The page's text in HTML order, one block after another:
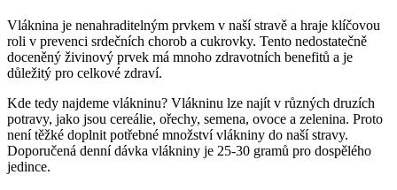
Vláknina je nenahraditelným prvkem v naší stravě a hraje klíčovou
roli v prevenci srdečních chorob a cukrovky. Tento nedostatečně
doceněný živinový prvek má mnoho zdravotních benefitů a je
důležitý pro celkové zdraví.
Kde tedy najdeme vlákninu? Vlákninu lze najít v různých druzích
potravy, jako jsou cereálie, ořechy, semena, ovoce a zelenina. Proto
není těžké doplnit potřebné množství vlákniny do naší stravy.
Doporučená denní dávka vlákniny je 25-30 gramů pro dospělého
jedince.